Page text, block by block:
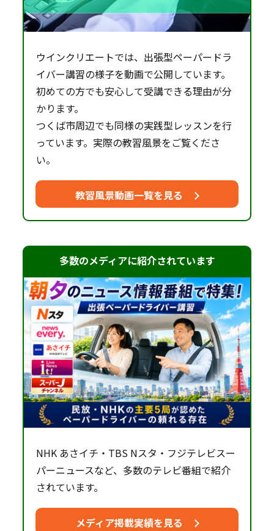
ウインクリエートでは、出張型ペーパードラ
イバー講習の様子を動画で公開しています。
初めての方でも安心して受講できる理由が分
かります。
つくば市周辺でも同様の実践型レッスンを行
っています。実際の教習風景をご覧くださ
い。
教習風景動画一覧を見る
多数のメディアに紹介されています
NHK あさイチ・TBS Nスタ・フジテレビスー
パーニュースなど、多数のテレビ番組で紹介
されています。
メディア掲載実績を見る